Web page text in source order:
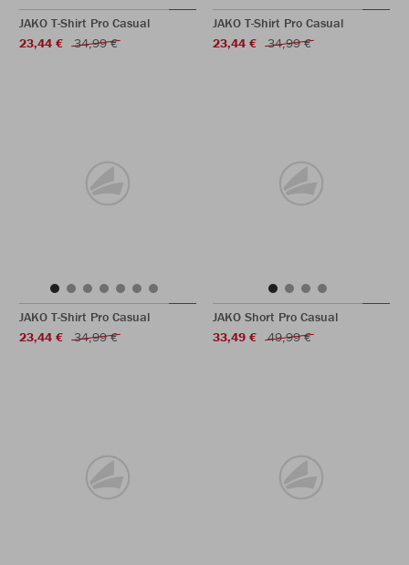
JAKO T-Shirt Pro Casual
23,44 €
34,99 €
JAKO T-Shirt Pro Casual
23,44 €
34,99 €
JAKO T-Shirt Pro Casual
23,44 €
34,99 €
JAKO Short Pro Casual
33,49 €
49,99 €